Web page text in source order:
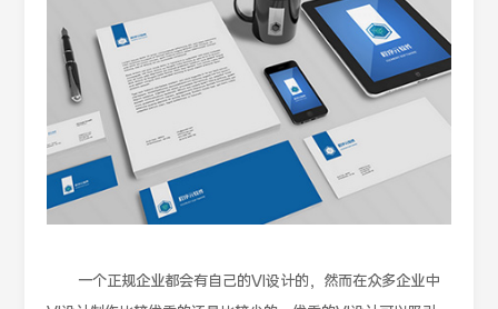
一个正规企业都会有自己的VI设计的，然而在众多企业中